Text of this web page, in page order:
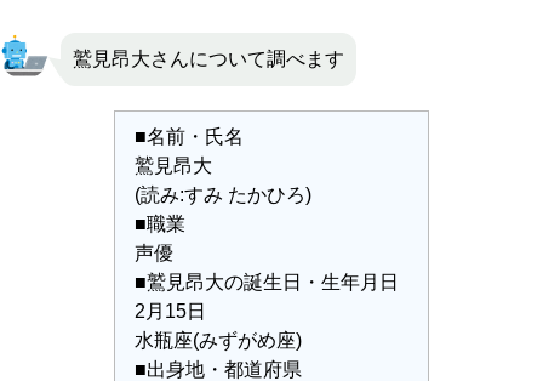
鷲見昂大さんについて調べます
■名前・氏名
鷲見昂大
(読み:すみ たかひろ)
■職業
声優
■鷲見昂大の誕生日・生年月日
2月15日
水瓶座(みずがめ座)
■出身地・都道府県